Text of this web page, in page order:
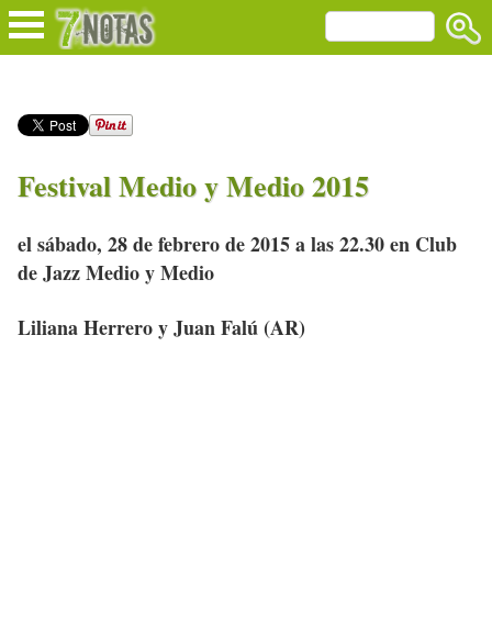
Festival Medio y Medio 2015
el sábado, 28 de febrero de 2015 a las 22.30 en Club
de Jazz Medio y Medio
Liliana Herrero y Juan Falú (AR)